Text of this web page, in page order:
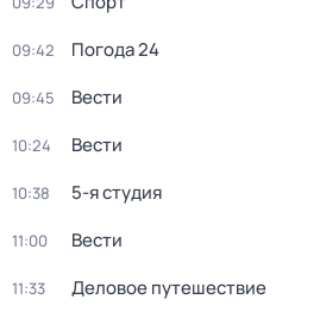
09:42 Погода 24
09:45 Вести
10:24 Вести
10:38 5-я студия
11:00 Вести
11:33 Деловое путешествие